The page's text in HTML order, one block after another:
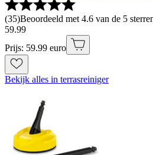
(35)Beoordeeld met 4.6 van de 5
59.99
Prijs: 59.99 euro
Bekijk alles in terrasreiniger